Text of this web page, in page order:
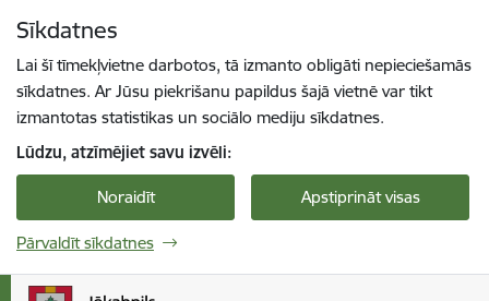
Sīkdatnes
Lai šī tīmekļvietne darbotos, tā izmanto obligāti nepieciešamās
sīkdatnes. Ar Jūsu piekrišanu papildus šajā vietnē var tikt
izmantotas statistikas un sociālo mediju sīkdatnes.
Lūdzu, atzīmējiet savu izvēli:
Noraidīt Apstiprināt visas
Pārvaldīt sīkdatnes